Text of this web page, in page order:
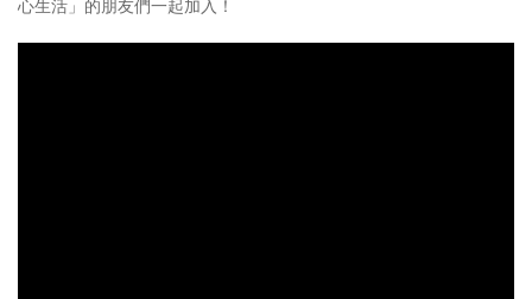
心生活」的朋友們一起加入！